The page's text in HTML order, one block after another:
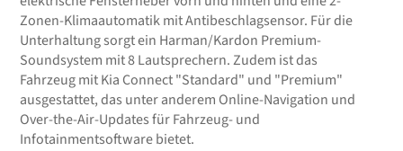
Zonen-Klimaautomatik mit Antibeschlagsensor. Für die
Unterhaltung sorgt ein Harman/Kardon Premium-
Soundsystem mit 8 Lautsprechern. Zudem ist das
Fahrzeug mit Kia Connect "Standard" und "Premium"
ausgestattet, das unter anderem Online-Navigation und
Over-the-Air-Updates für Fahrzeug- und
Infotainmentsoftware bietet.